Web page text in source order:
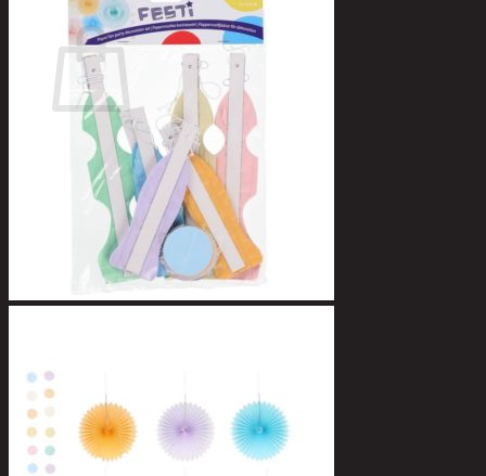
Ostoskori
Ostoskori on tyhjä.
Takaisin kauppaan